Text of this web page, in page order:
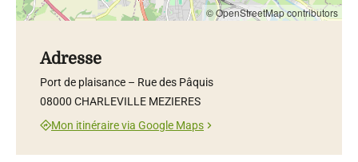
© OpenStreetMap contributors
Adresse
Port de plaisance – Rue des Pâquis
08000 CHARLEVILLE MEZIERES
Mon itinéraire via Google Maps